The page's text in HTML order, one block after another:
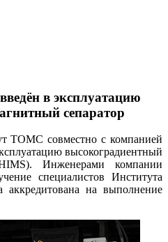
в эксплуатацию
сепаратор
ТОМС совместно с компанией
высокоградиентный
Инженерами компании
специалистов Института
на выполнение